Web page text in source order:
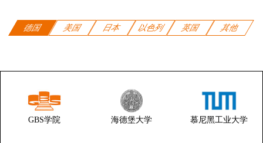
德国 美国 日本 以色列 英国 其他
GBS学院 海德堡大学 慕尼黑工业大学